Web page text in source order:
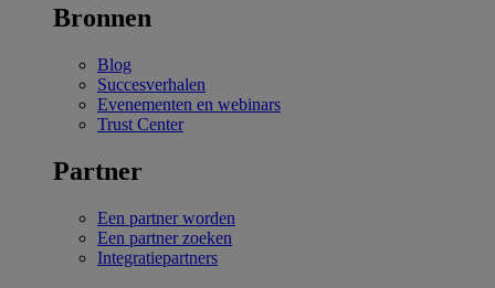
Bronnen
Blog
Succesverhalen
Evenementen en webinars
Trust Center
Partner
Een partner worden
Een partner zoeken
Integratiepartners